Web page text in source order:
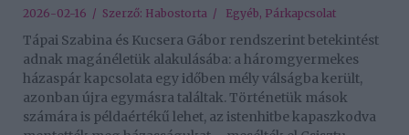
2026-02-16 / Szerző: Habostorta / Egyéb, Párkapcsolat
Tápai Szabina és Kucsera Gábor rendszerint betekintést
adnak magánéletük alakulásába: a háromgyermekes
házaspár kapcsolata egy időben mély válságba került,
azonban újra egymásra találtak. Történetük mások
számára is példaértékű lehet, az istenhitbe kapaszkodva